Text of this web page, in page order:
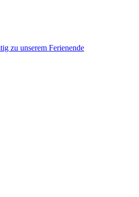
zu unserem Ferienende